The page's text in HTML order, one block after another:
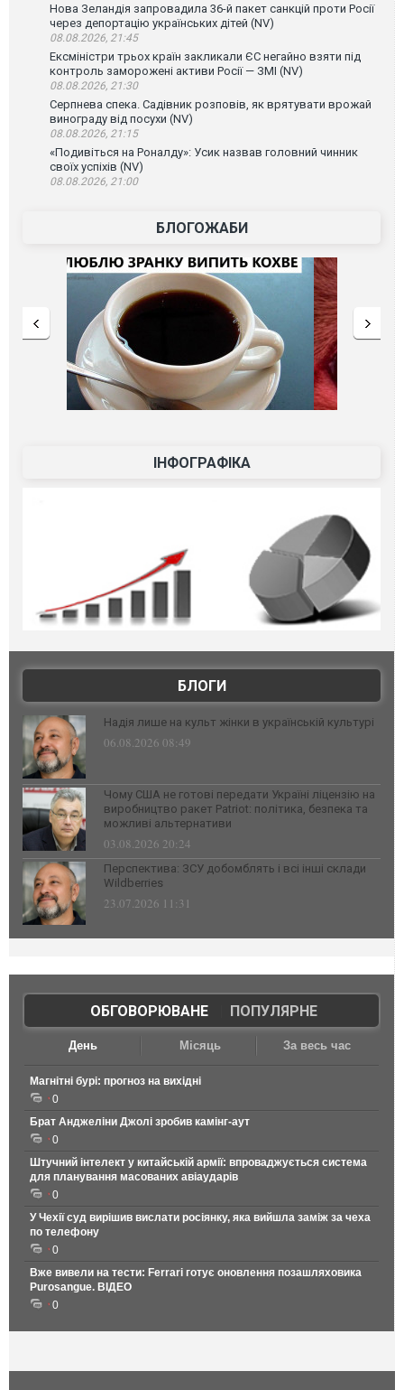
Нова Зеландія запровадила 36-й пакет санкцій проти Росії
через депортацію українських дітей (NV)
08.08.2026, 21:45
Ексміністри трьох країн закликали ЄС негайно взяти під
контроль заморожені активи Росії — ЗМІ (NV)
08.08.2026, 21:30
Серпнева спека. Садівник розповів, як врятувати врожай
винограду від посухи (NV)
08.08.2026, 21:15
«Подивіться на Роналду»: Усик назвав головний чинник
своїх успіхів (NV)
08.08.2026, 21:00
БЛОГОЖАБИ
ІНФОГРАФІКА
БЛОГИ
Надія лише на культ жінки в українській культурі
06.08.2026 08:49
Чому США не готові передати Україні ліцензію на
виробництво ракет Patriot: політика, безпека та
можливі альтернативи
03.08.2026 20:24
Перспектива: ЗСУ добомблять і всі інші склади
Wildberries
23.07.2026 11:31
ОБГОВОРЮВАНЕ| ПОПУЛЯРНЕ
День Місяць За весь час
Магнітні бурі: прогноз на вихідні
0
Брат Анджеліни Джолі зробив камінг-аут
0
Штучний інтелект у китайській армії: впроваджується система
для планування масованих авіаударів
0
У Чехії суд вирішив вислати росіянку, яка вийшла заміж за чеха
по телефону
0
Вже вивели на тести: Ferrari готує оновлення позашляховика
Purosangue. ВІДЕО
0